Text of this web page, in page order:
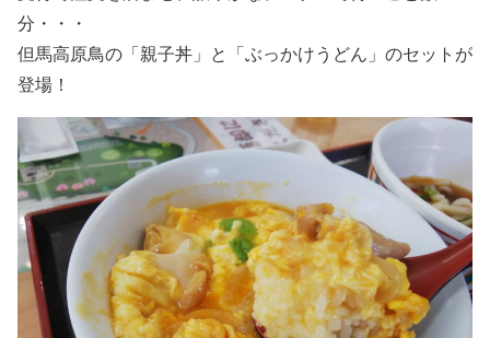
分・・・
但馬高原鳥の 「親子丼」 と 「ぶっかけうどん」 のセットが
登場！